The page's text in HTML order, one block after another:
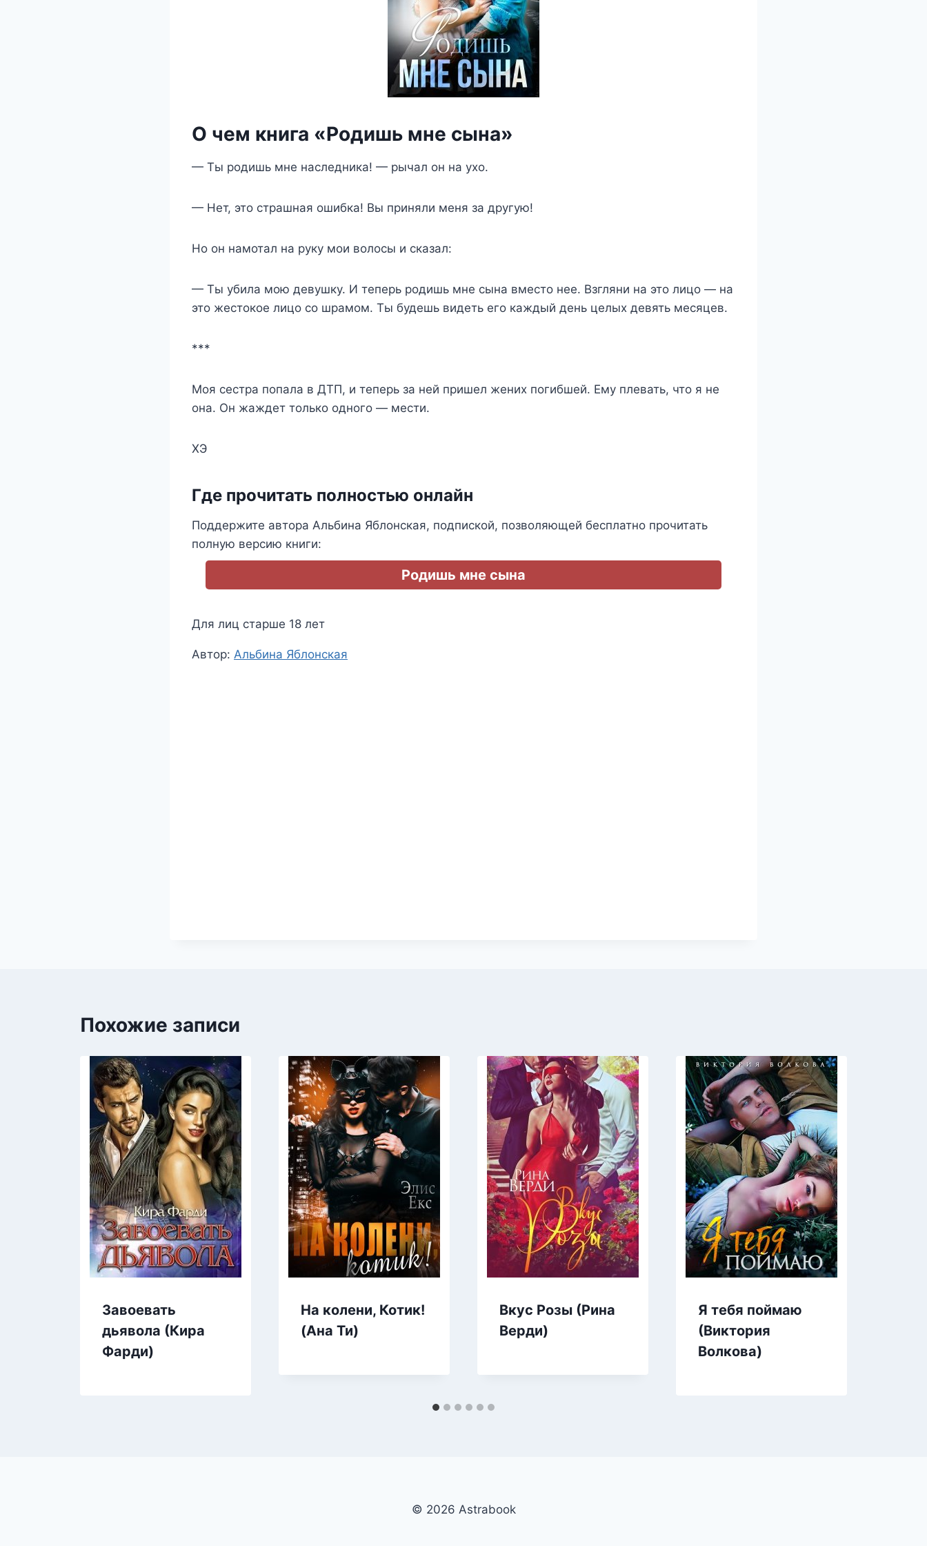
О чем книга «Родишь мне сына»
— Ты родишь мне наследника! — рычал он на ухо.
— Нет, это страшная ошибка! Вы приняли меня за другую!
Но он намотал на руку мои волосы и сказал:
— Ты убила мою девушку. И теперь родишь мне сына вместо нее. Взгляни на это лицо — на
это жестокое лицо со шрамом. Ты будешь видеть его каждый день целых девять месяцев.
***
Моя сестра попала в ДТП, и теперь за ней пришел жених погибшей. Ему плевать, что я не
она. Он жаждет только одного — мести.
ХЭ
Где прочитать полностью онлайн
Поддержите автора Альбина Яблонская, подпиской, позволяющей бесплатно прочитать
полную версию книги:
Родишь мне сына
Для лиц старше 18 лет
Метки
Автор: Альбина Яблонская
Похожие записи
Завоевать
дьявола (Кира
Фарди)
На колени, Котик!
(Ана Ти)
Вкус Розы (Рина
Верди)
Я тебя поймаю
(Виктория
Волкова)
© 2026 Аstrabook